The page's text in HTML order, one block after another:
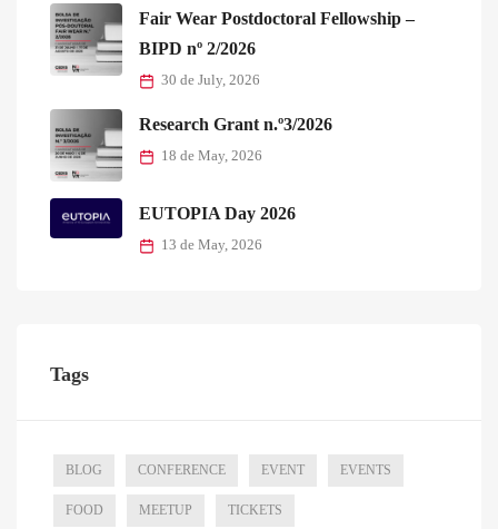
Fair Wear Postdoctoral Fellowship –
BIPD nº 2/2026
30 de July, 2026
Research Grant n.º3/2026
18 de May, 2026
EUTOPIA Day 2026
13 de May, 2026
Tags
BLOG CONFERENCE EVENT EVENTS
FOOD MEETUP TICKETS